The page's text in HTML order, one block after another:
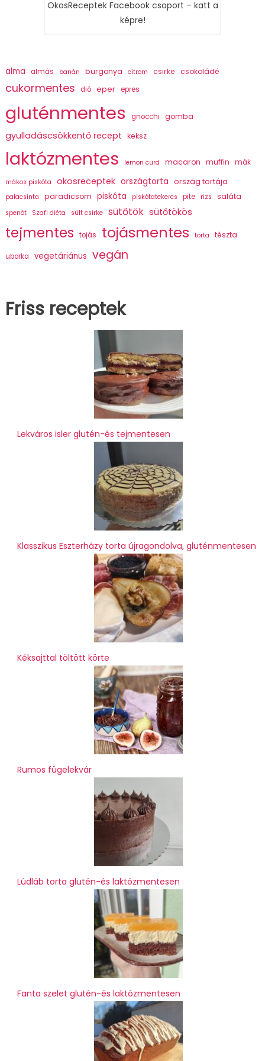
OkosReceptek Facebook csoport – katt a
képre!
alma almás banán burgonya citrom csirke csokoládé
cukormentes dió eper epres
gluténmentes gnocchi gomba
gyulladáscsökkentő recept keksz
laktózmentes lemon curd macaron muffin mák
mákos piskóta okosreceptek országtorta ország tortája
palacsinta paradicsom piskóta piskótatekercs pite rizs saláta
spenót Szafi diéta sült csirke sütőtök sütőtökös
tejmentes tojás tojásmentes torta tészta
uborka vegetáriánus vegán
Friss receptek
Lekváros isler glutén-és tejmentesen
Klasszikus Eszterházy torta újragondolva, gluténmentesen
Kéksajttal töltött körte
Rumos fügelekvár
Lúdláb torta glutén-és laktózmentesen
Fanta szelet glutén-és laktózmentesen